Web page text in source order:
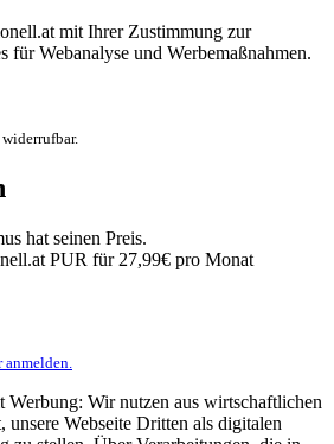
mit Ihrer Zustimmung zur
für Webanalyse und Werbemaßnahmen.
hat seinen Preis.
PUR für 27,99€ pro Monat
anmelden.
Wir nutzen aus wirtschaftlichen
Webseite Dritten als digitalen